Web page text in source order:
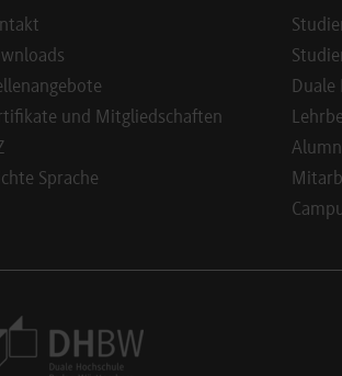
und Mitgliedschaften
Sprache
Duale